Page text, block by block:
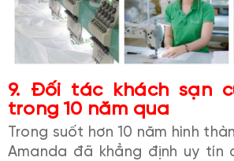
9. Đối tác khách sạn
trong 10 năm qua
Trong suốt hơn 10 năm hình
Amanda đã khẳng định uy tín